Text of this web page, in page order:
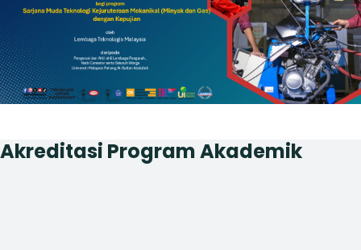
Akreditasi Program Akademik